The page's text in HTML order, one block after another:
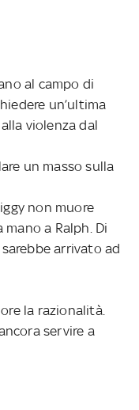
al campo di
un’ultima
violenza dal
un masso sulla
non muore
a Ralph. Di
arrivato ad
la razionalità.
servire a